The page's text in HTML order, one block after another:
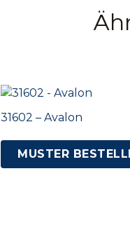
31602 – Avalon
MUSTER